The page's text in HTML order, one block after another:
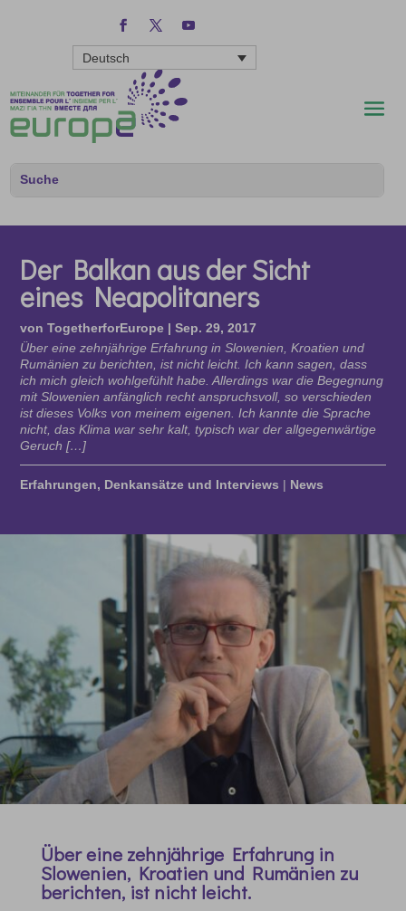
Deutsch
Der Balkan aus der Sicht
eines Neapolitaners
vonTogetherforEurope |Sep. 29, 2017
Über eine zehnjährige Erfahrung in Slowenien, Kroatien und
Rumänien zu berichten, ist nicht leicht. Ich kann sagen, dass
ich mich gleich wohlgefühlt habe. Allerdings war die Begegnung
mit Slowenien anfänglich recht anspruchsvoll, so verschieden
ist dieses Volks von meinem eigenen. Ich kannte die Sprache
nicht, das Klima war sehr kalt, typisch war der allgegenwärtige
Geruch […]
Erfahrungen, Denkansätze und Interviews | News
Über eine zehnjährige Erfahrung in
Slowenien, Kroatien und Rumänien zu
berichten, ist nicht leicht.